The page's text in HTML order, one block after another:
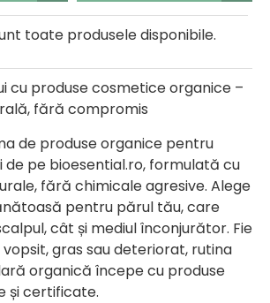
toate produsele disponibile.
cu produse cosmetice organice –
fără compromis
de produse organice pentru
de pe bioesential.ro, formulată cu
fără chimicale agresive. Alege
pentru părul tău, care
cât și mediul înconjurător. Fie
gras sau deteriorat, rutina
organică începe cu produse
și certificate.